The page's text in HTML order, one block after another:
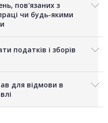
пов'язаних з
чи будь-якими
податків і зборів
для відмови в